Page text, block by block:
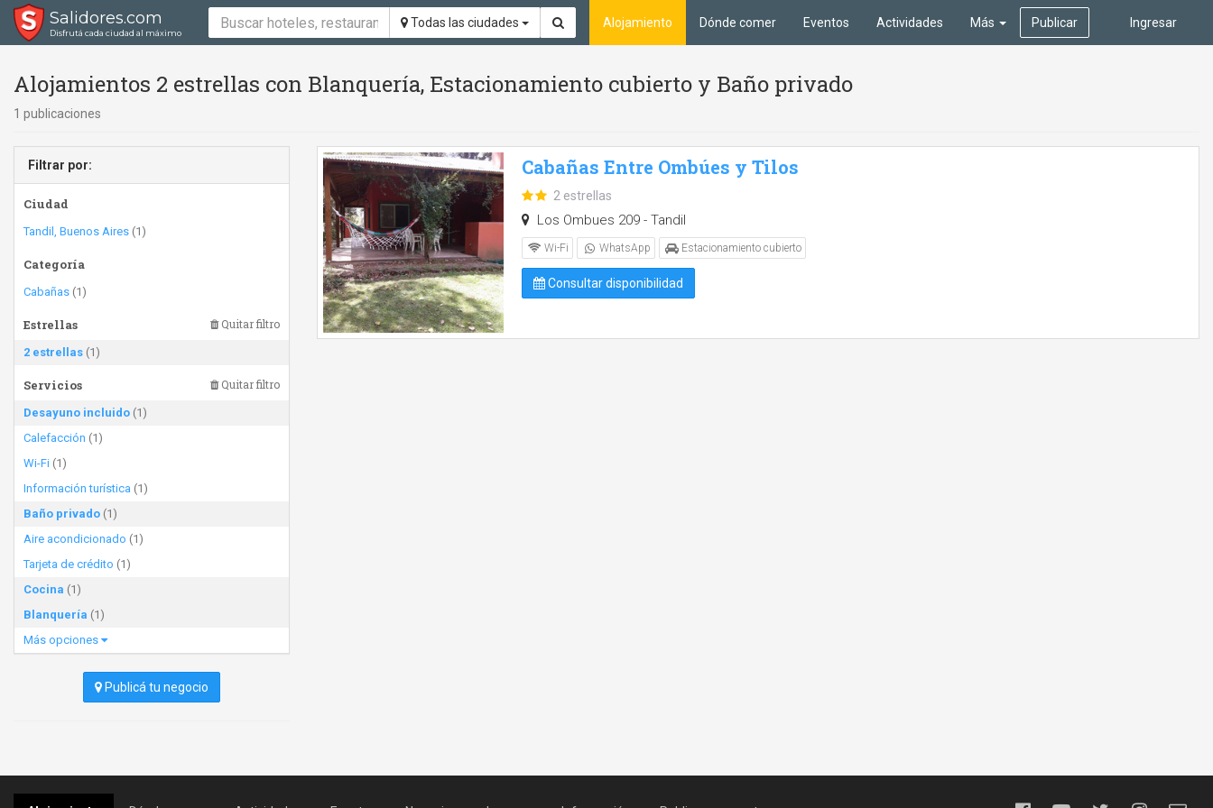
Salidores.com
Disfrutá cada ciudad al máximo
Todas las ciudades Ingresar
Alojamiento Dónde comer Eventos Actividades Más Publicar
Alojamientos 2 estrellas con Blanquería, Estacionamiento cubierto y Baño privado
1 publicaciones
Filtrar por:
Ciudad
Tandil, Buenos Aires (1)
Categoría
Cabañas (1)
Estrellas Quitar filtro
2 estrellas (1)
Servicios Quitar filtro
Desayuno incluido (1)
Calefacción (1)
Wi-Fi (1)
Información turística (1)
Baño privado (1)
Aire acondicionado (1)
Tarjeta de crédito (1)
Cocina (1)
Blanquería (1)
Más opciones
Publicá tu negocio
Cabañas Entre Ombúes y Tilos
2 estrellas
Los Ombues 209 - Tandil
Wi-Fi WhatsApp Estacionamiento cubierto
Consultar disponibilidad